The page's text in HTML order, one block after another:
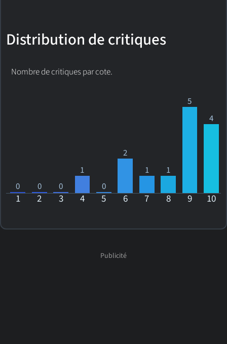
Distribution de critiques
Nombre de critiques par cote.
0 0 0
1
0
2
1
1
5
4
1 2 3 4 5 6 7 8 9 10